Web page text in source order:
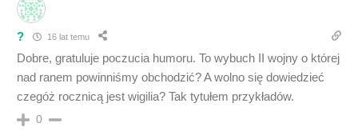
? 16 lat temu
Dobre, gratuluje poczucia humoru. To wybuch II wojny o której
nad ranem powinniśmy obchodzić? A wolno się dowiedzieć
czegóż rocznicą jest wigilia? Tak tytułem przykładów.
0